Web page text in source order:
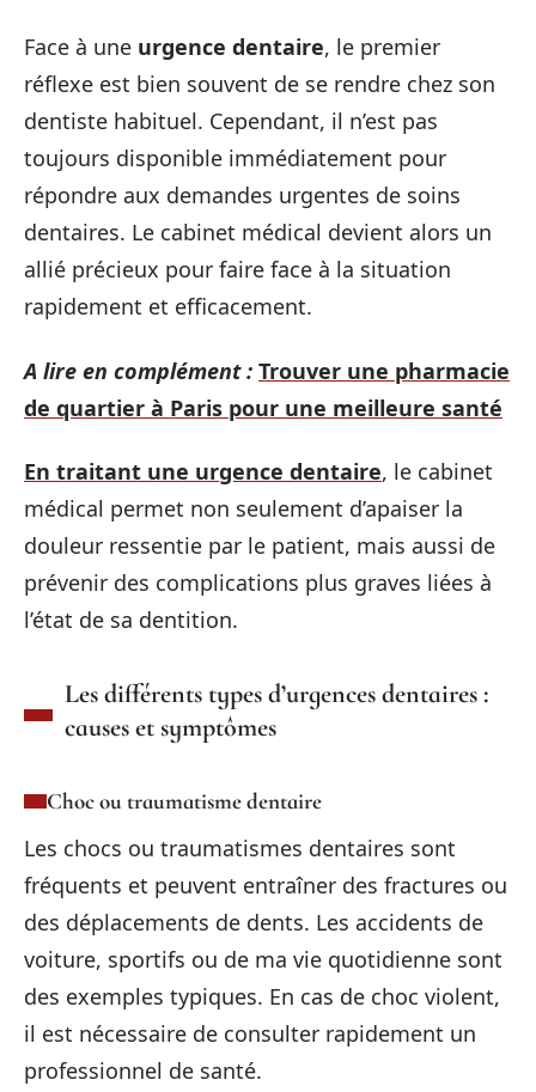
Face à une urgence dentaire, le premier
réflexe est bien souvent de se rendre chez son
dentiste habituel. Cependant, il n’est pas
toujours disponible immédiatement pour
répondre aux demandes urgentes de soins
dentaires. Le cabinet médical devient alors un
allié précieux pour faire face à la situation
rapidement et efficacement.
A lire en complément : Trouver une pharmacie
de quartier à Paris pour une meilleure santé
En traitant une urgence dentaire, le cabinet
médical permet non seulement d’apaiser la
douleur ressentie par le patient, mais aussi de
prévenir des complications plus graves liées à
l’état de sa dentition.
Les différents types d’urgences dentaires :
causes et symptômes
Choc ou traumatisme dentaire
Les chocs ou traumatismes dentaires sont
fréquents et peuvent entraîner des fractures ou
des déplacements de dents. Les accidents de
voiture, sportifs ou de ma vie quotidienne sont
des exemples typiques. En cas de choc violent,
il est nécessaire de consulter rapidement un
professionnel de santé.